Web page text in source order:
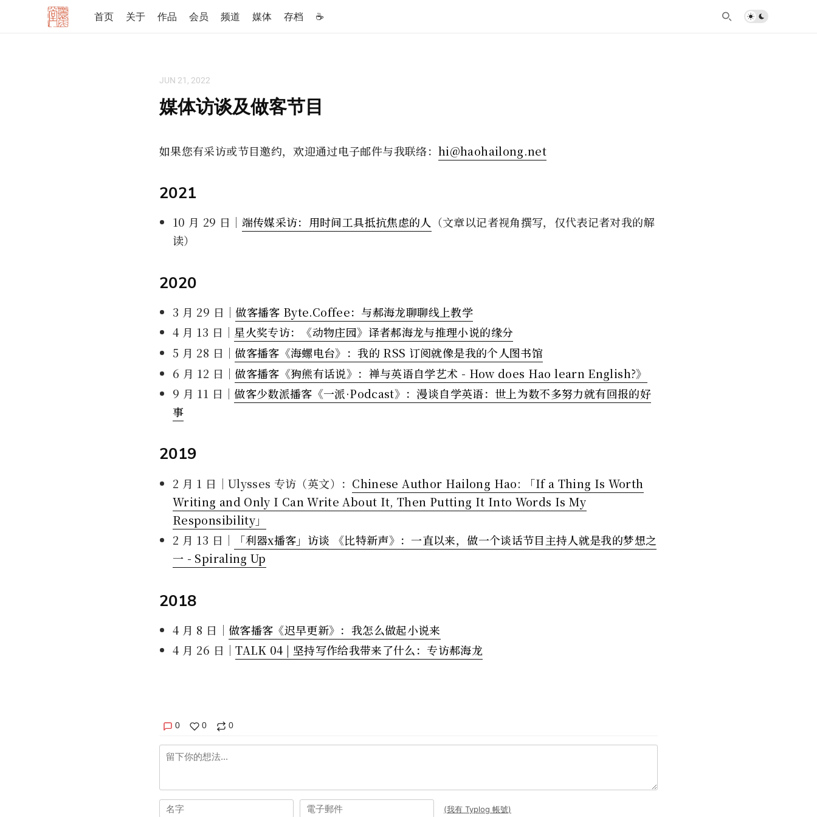
首页 关于 作品 会员 频道 媒体 存档 ☕️
JUN 21, 2022
媒体访谈及做客节目
如果您有采访或节目邀约，欢迎通过电子邮件与我联络： hi@haohailong.net
2021
10 月 29 日｜ 端传媒采访：用时间工具抵抗焦虑的人 （文章以记者视角撰写，仅代表记者对我的解
读）
2020
3 月 29 日｜ 做客播客 Byte.Coffee：与郝海龙聊聊线上教学
4 月 13 日｜ 星火奖专访：《动物庄园》译者郝海龙与推理小说的缘分
5 月 28 日｜ 做客播客《海螺电台》：我的 RSS 订阅就像是我的个人图书馆
6 月 12 日｜ 做客播客《狗熊有话说》：禅与英语自学艺术 - How does Hao learn English?》
9 月 11 日｜ 做客少数派播客《一派·Podcast》：漫谈自学英语：世上为数不多努力就有回报的好
事
2019
2 月 1 日｜Ulysses 专访（英文）： Chinese Author Hailong Hao: 「If a Thing Is Worth
Writing and Only I Can Write About It, Then Putting It Into Words Is My
Responsibility」
2 月 13 日｜
「利器x播客」访谈 《比特新声》：一直以来，做一个谈话节目主持人就是我的梦想之
一 - Spiraling Up
2018
4 月 8 日｜ 做客播客《迟早更新》：我怎么做起小说来
4 月 26 日｜TALK 04 | 坚持写作给我带来了什么：专访郝海龙